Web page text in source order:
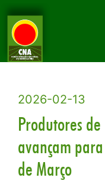
2026-02-13
Produtores
avançam
de Março